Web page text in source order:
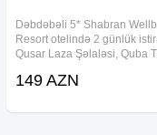
Dəbdəbəli 5* Shabran
Resort otelində 2 günlük
Qusar Laza Şəlaləsi, Quba
24 May və hər həftəsonu Tur
149 AZN